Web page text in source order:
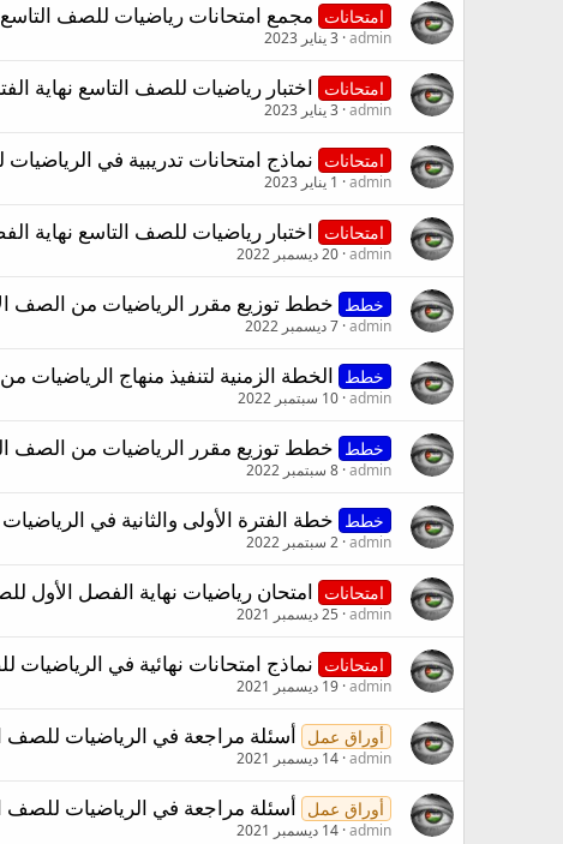
امتحانات مجمع امتحانات رياضيات للصف التاسع
admin 3 يناير 2023
امتحانات اختبار رياضيات للصف التاسع نهاية الفترة
admin 3 يناير 2023
امتحانات نماذج امتحانات تدريبية في
admin 1 يناير 2023
امتحانات اختبار رياضيات للصف التاسع نهاية الفصل الأول 2019
admin 20 ديسمبر 2022
خطط خطط توزيع مقرر الرياضيات من الصف الأول
admin 7 ديسمبر 2022
خطط الخطة الزمنية لتنفيذ منهاج الرياضيات من
admin 10 سبتمبر 2022
خطط خطط توزيع مقرر الرياضيات من الصف
admin 8 سبتمبر 2022
خطط خطة الفترة الأولى والثانية في الرياضيات
admin 2 سبتمبر 2022
امتحانات امتحان رياضيات نهاية الفصل الأول للصف التاسع 2021 -
admin 25 ديسمبر 2021
امتحانات نماذج امتحانات نهائية في
admin 19 ديسمبر 2021
أوراق عمل أسئلة مراجعة في الرياضيات للصف
admin 14 ديسمبر 2021
أوراق عمل أسئلة مراجعة في الرياضيات للصف
admin 14 ديسمبر 2021